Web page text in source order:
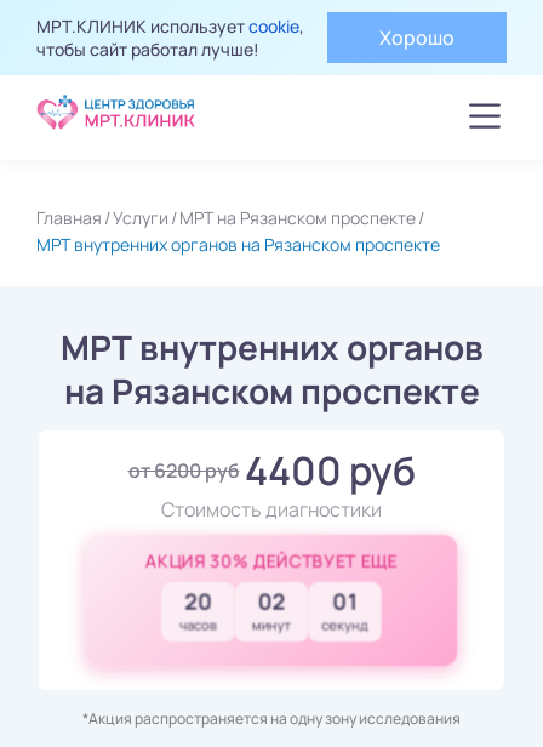
МРТ.КЛИНИК используетcookie,
чтобы сайт работал лучше!
Хорошо
Главная Услуги МРТ на Рязанском проспекте
МРТ внутренних органов на Рязанском проспекте
МРТ внутренних органов
на Рязанском проспекте
от 6200 руб 4400 руб
Стоимость диагностики
АКЦИЯ 30% ДЕЙСТВУЕТ ЕЩЕ
20
часов
02
минут
00
секунд
*Акция распространяется на одну зону исследования